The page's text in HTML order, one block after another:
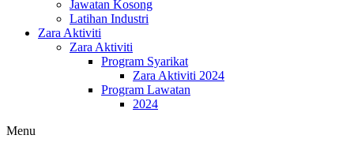
Jawatan Kosong
Latihan Industri
Zara Aktiviti
Zara Aktiviti
Program Syarikat
Zara Aktiviti 2024
Program Lawatan
2024
Menu